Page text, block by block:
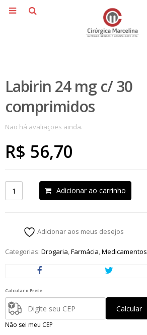
Labirin 24 mg c/ 30
comprimidos
Não há avaliações ainda.
R$ 56,70
Adicionar ao carrinho
Adicionar aos meus desejos
Categorias: Drogaria,Farmácia,Medicamentos
Calcular o Frete
Calcular
Não sei meu CEP